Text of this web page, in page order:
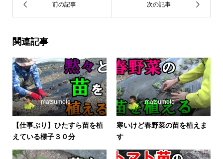
関連記事
matsumoto
【仕事ぶり】ひたすら苗を植
えている様子３０分
matsumoto
寒いけど春野菜の苗を植えま
す